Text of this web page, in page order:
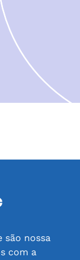
são nossa
com a